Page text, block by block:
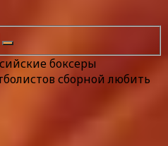
боксеры
сборной любить